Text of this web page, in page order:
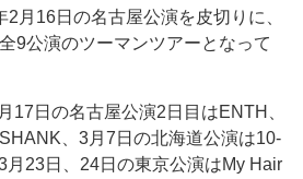
月16日の名古屋公演を皮切りに、
9公演のツーマンツアーとなって
日の名古屋公演2日目はENTH、
、3月7日の北海道公演は10-
月23日、24日の東京公演はMy Hair